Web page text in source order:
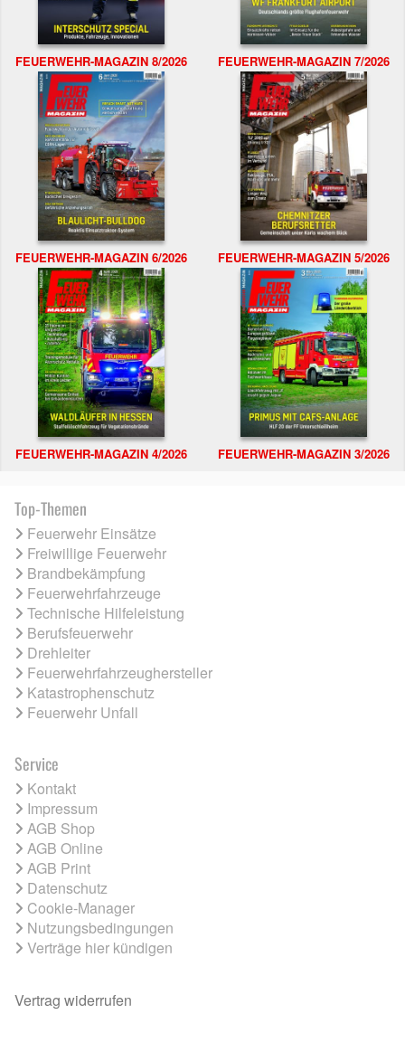
FEUERWEHR-MAGAZIN 8/2026 FEUERWEHR-MAGAZIN 7/2026
FEUERWEHR-MAGAZIN 6/2026 FEUERWEHR-MAGAZIN 5/2026
FEUERWEHR-MAGAZIN 4/2026 FEUERWEHR-MAGAZIN 3/2026
Top-Themen
Feuerwehr Einsätze
Freiwillige Feuerwehr
Brandbekämpfung
Feuerwehrfahrzeuge
Technische Hilfeleistung
Berufsfeuerwehr
Drehleiter
Feuerwehrfahrzeughersteller
Katastrophenschutz
Feuerwehr Unfall
Service
Kontakt
Impressum
AGB Shop
AGB Online
AGB Print
Datenschutz
Cookie-Manager
Nutzungsbedingungen
Verträge hier kündigen
Vertrag widerrufen